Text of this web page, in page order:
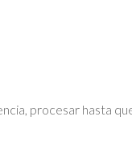
procesar hasta